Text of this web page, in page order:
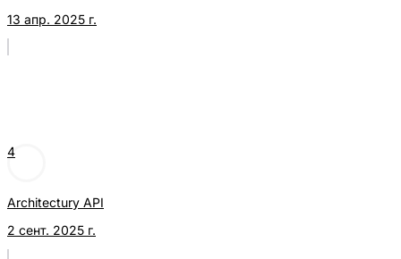
13 апр. 2025 г.
4
Architectury API
2 сент. 2025 г.